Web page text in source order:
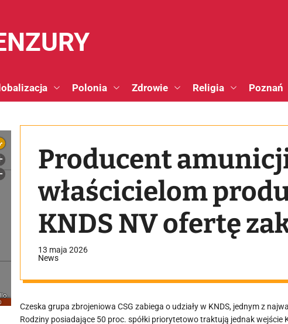
Polonia Zdrowie Religia Poznań
Producent amunicji
właścicielom
KNDS NV ofertę
spółce — podał
13 maja 2026
News
Czeska grupa zbrojeniowa CSG zabiega o udziały w KNDS, jednym z
Rodziny posiadające 50 proc. spółki priorytetowo traktują jednak wejście